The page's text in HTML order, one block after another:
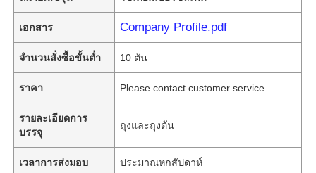
เอกสาร Company Profile.pdf
จำนวนสั่งซื้อขั้นต่ำ 10 ตัน
ราคา Please contact customer service
รายละเอียดการ
บรรจุ
ถุงและถุงตัน
เวลาการส่งมอบ ประมาณหกสัปดาห์